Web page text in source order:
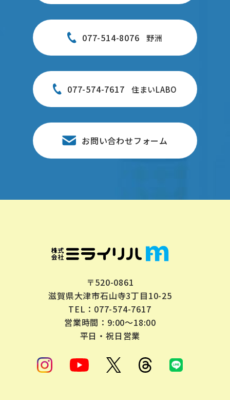
077-514-8076 野洲
077-574-7617 住まいLABO
お問い合わせフォーム
〒520-0861
滋賀県大津市石山寺3丁目10-25
TEL： 077-574-7617
営業時間：9:00～18:00
平日・祝日営業